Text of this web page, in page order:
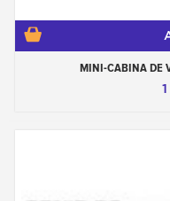
MINI-CABINA DE